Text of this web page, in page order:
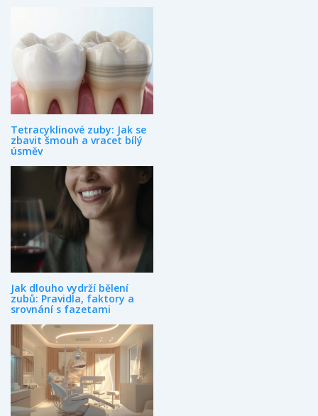
Tetracyklinové zuby: Jak se
zbavit šmouh a vracet bílý
úsměv
Jak dlouho vydrží bělení
zubů: Pravidla, faktory a
srovnání s fazetami